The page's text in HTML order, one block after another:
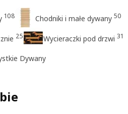
108 Chodniki i małe dywany 50
25 Wycieraczki pod drzwi 31
Dywany